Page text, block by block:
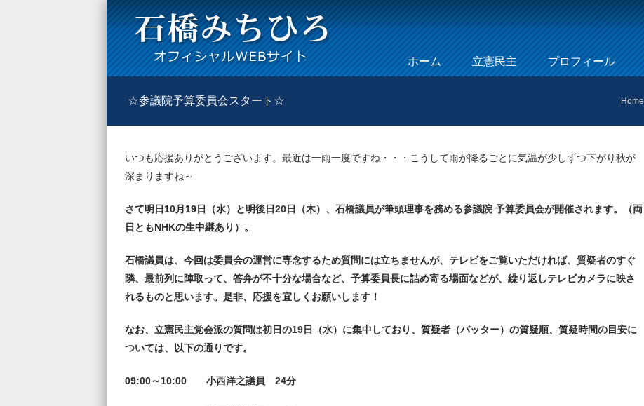
Menu
Skip to content
ホーム 立憲民主 プロフィール
☆参議院予算委員会スタート☆ Home
いつも応援ありがとうございます。最近は一雨一度ですね・・・こうして雨が降るごとに気温が少しずつ下がり秋が
深まりますね～
さて明日10月19日（水）と明後日20日（木）、石橋議員が筆頭理事を務める参議院 予算委員会が開催されます。（両
日ともNHKの生中継あり）。
石橋議員は、今回は委員会の運営に専念するため質問には立ちませんが、テレビをご覧いただければ、質疑者のすぐ
隣、最前列に陣取って、答弁が不十分な場合など、予算委員長に詰め寄る場面などが、繰り返しテレビカメラに映さ
れるものと思います。是非、応援を宜しくお願いします！
なお、立憲民主党会派の質問は初日の19日（水）に集中しており、質疑者（バッター）の質疑順、質疑時間の目安に
ついては、以下の通りです。
09:00～10:00 小西洋之議員 24分